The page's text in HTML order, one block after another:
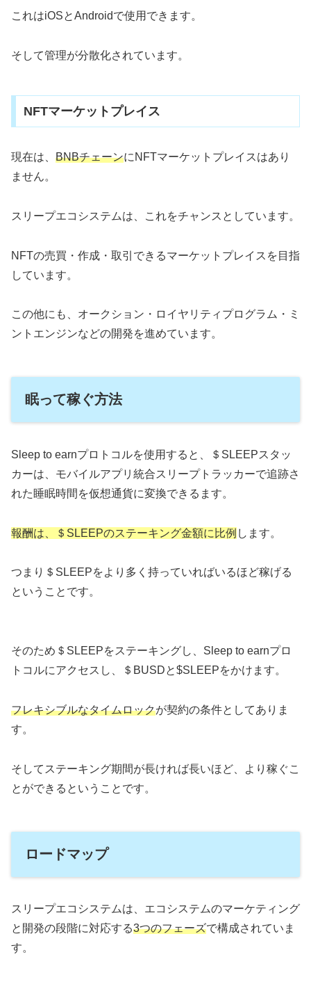
これはiOSとAndroidで使用できます。
そして管理が分散化されています。
NFTマーケットプレイス
現在は、 BNBチェーンにNFTマーケットプレイスはあり
ません。
スリープエコシステムは、これをチャンスとしています。
NFTの売買・作成・取引できるマーケットプレイスを目指
しています。
この他にも、オークション・ロイヤリティプログラム・ミ
ントエンジンなどの開発を進めています。
眠って稼ぐ方法
Sleep to earnプロトコルを使用すると、＄SLEEPスタッ
カーは、モバイルアプリ統合スリープトラッカーで追跡さ
れた睡眠時間を仮想通貨に変換できるます。
報酬は、＄SLEEPのステーキング金額に比例 します。
つまり＄SLEEPをより多く持っていればいるほど稼げる
ということです。
そのため＄SLEEPをステーキングし、Sleep to earnプロ
トコルにアクセスし、＄BUSDと$SLEEPをかけます。
フレキシブルなタイムロックが契約の条件としてありま
す。
そしてステーキング期間が長ければ長いほど、より稼ぐこ
とができるということです。
ロードマップ
スリープエコシステムは、エコシステムのマーケティング
と開発の段階に対応する3つのフェーズで構成されていま
す。